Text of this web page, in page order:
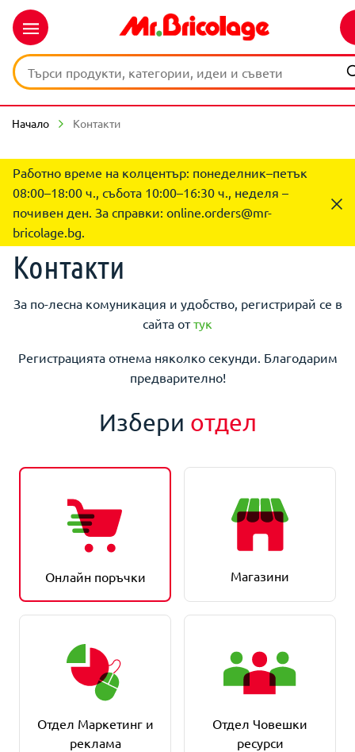
Начало Контакти
Работно време на колцентър: понеделник–петък
08:00–18:00 ч., събота 10:00–16:30 ч., неделя –
почивен ден. За справки: online.orders@mr-
bricolage.bg.
Контакти
За по-лесна комуникация и удобство, регистрирай се в
сайта оттук
Регистрацията отнема няколко секунди. Благодарим
предварително!
Избери отдел
Онлайн поръчки Магазини
Отдел Маркетинг и
реклама
Отдел Човешки
ресурси